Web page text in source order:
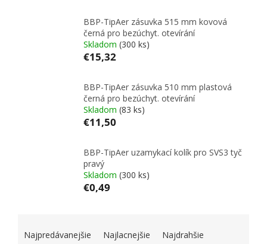
BBP-TipAer zásuvka 515 mm kovová
černá pro bezúchyt. otevírání
Skladom (300 ks)
€15,32
BBP-TipAer zásuvka 510 mm plastová
černá pro bezúchyt. otevírání
Skladom (83 ks)
€11,50
BBP-TipAer uzamykací kolík pro SVS3 tyč
pravý
Skladom (300 ks)
€0,49
Najpredávanejšie Najlacnejšie Najdrahšie